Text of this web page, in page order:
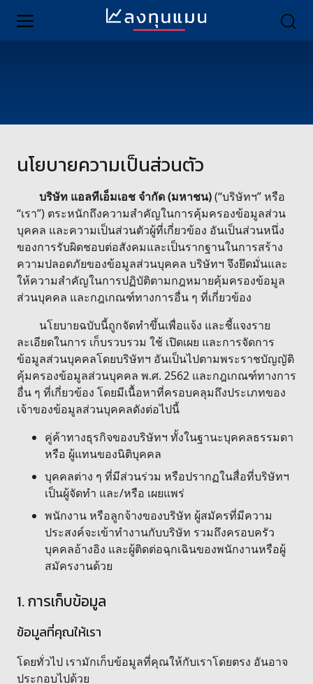
นโยบายความเป็นส่วนตัว
บริษัท แอลทีเอ็มเอช จำกัด (มหาชน)(“บริษัทฯ” หรือ
“เรา”) ตระหนักถึงความสำคัญในการคุ้มครองข้อมูลส่วน
บุคคล และความเป็นส่วนตัวผู้ที่เกี่ยวข้อง อันเป็นส่วนหนึ่ง
ของการรับผิดชอบต่อสังคมและเป็นรากฐานในการสร้าง
ความปลอดภัยของข้อมูลส่วนบุคคล บริษัทฯ จึงยึดมั่นและ
ให้ความสำคัญในการปฏิบัติตามกฎหมายคุ้มครองข้อมูล
ส่วนบุคคล และกฎเกณฑ์ทางการอื่น ๆ ที่เกี่ยวข้อง
นโยบายฉบับนี้ถูกจัดทำขึ้นเพื่อแจ้ง และชี้แจงราย
ละเอียดในการ เก็บรวบรวม ใช้ เปิดเผย และการจัดการ
ข้อมูลส่วนบุคคลโดยบริษัทฯ อันเป็นไปตามพระราชบัญญัติ
คุ้มครองข้อมูลส่วนบุคคล พ.ศ. 2562 และกฎเกณฑ์ทางการ
อื่น ๆ ที่เกี่ยวข้อง โดยมีเนื้อหาที่ครอบคลุมถึงประเภทของ
เจ้าของข้อมูลส่วนบุคคลดังต่อไปนี้
คู่ค้าทางธุรกิจของบริษัทฯ ทั้งในฐานะบุคคลธรรมดา
หรือ ผู้แทนของนิติบุคคล
บุคคลต่าง ๆ ที่มีส่วนร่วม หรือปรากฏในสื่อที่บริษัทฯ
เป็นผู้จัดทำ และ/หรือ เผยแพร่
พนักงาน หรือลูกจ้างของบริษัท ผู้สมัครที่มีความ
ประสงค์จะเข้าทำงานกับบริษัท รวมถึงครอบครัว
บุคคลอ้างอิง และผู้ติดต่อฉุกเฉินของพนักงานหรือผู้
สมัครงานด้วย
1. การเก็บข้อมูล
ข้อมูลที่คุณให้เรา
โดยทั่วไป เรามักเก็บข้อมูลที่คุณให้กับเราโดยตรง อันอาจ
ประกอบไปด้วย